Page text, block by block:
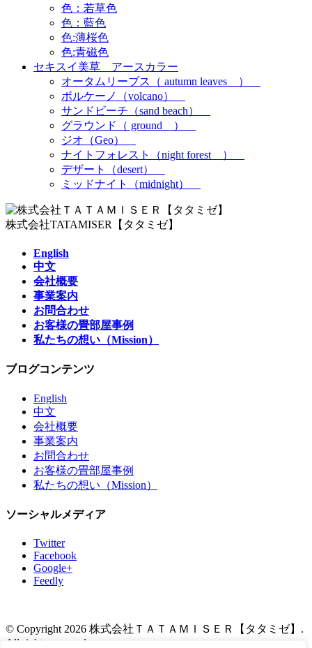
色：若草色
色：藍色
色:薄桜色
色:青磁色
セキスイ美草 アースカラー
オータムリーブス（ autumn leaves ）
ボルケーノ（volcano）
サンドビーチ（sand beach）
グラウンド（ ground ）
ジオ（Geo）
ナイトフォレスト（night forest ）
デザート（desert）
ミッドナイト（midnight）
株式会社TATAMISER【タタミゼ】
English
中文
会社概要
事業案内
お問合わせ
お客様の畳部屋事例
私たちの想い（Mission）
ブログコンテンツ
English
中文
会社概要
事業案内
お問合わせ
お客様の畳部屋事例
私たちの想い（Mission）
ソーシャルメディア
Twitter
Facebook
Google+
Feedly
© Copyright 2026 株式会社ＴＡＴＡＭＩＳＥＲ【タタミゼ】.
All rights reserved.